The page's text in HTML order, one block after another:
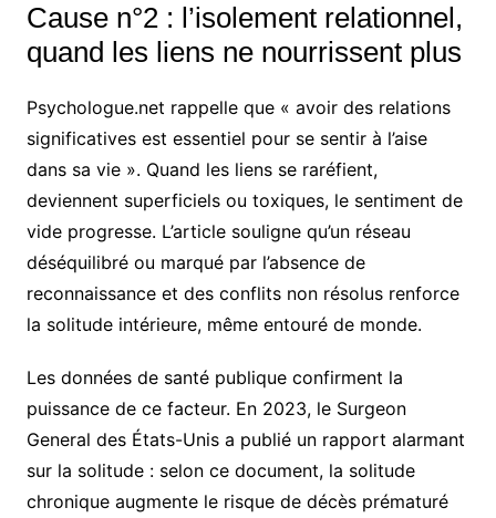
Cause n°2 : l’isolement relationnel,
quand les liens ne nourrissent plus
Psychologue.net rappelle que « avoir des relations
significatives est essentiel pour se sentir à l’aise
dans sa vie ». Quand les liens se raréfient,
deviennent superficiels ou toxiques, le sentiment de
vide progresse. L’article souligne qu’un réseau
déséquilibré ou marqué par l’absence de
reconnaissance et des conflits non résolus renforce
la solitude intérieure, même entouré de monde.
Les données de santé publique confirment la
puissance de ce facteur. En 2023, le Surgeon
General des États-Unis a publié un rapport alarmant
sur la solitude : selon ce document, la solitude
chronique augmente le risque de décès prématuré